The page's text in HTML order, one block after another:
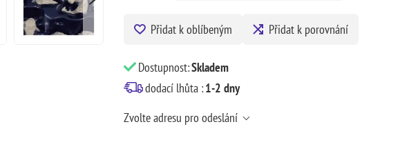
Přidat k oblíbeným Přidat k porovnání
Dostupnost:Skladem
dodací lhůta :1-2 dny
Zvolte adresu pro odeslání